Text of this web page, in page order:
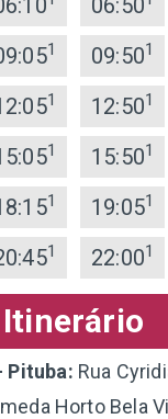
1 09:501
1 12:501
1 15:501
1 19:051
1 22:001
Itinerário
Pituba: Rua
Horto Bela